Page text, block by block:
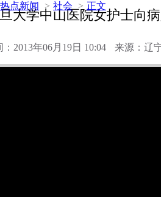
热点新闻 > 社会 > 正文
大学中山医院女护士向
2013年06月19日 10:04 来源：辽